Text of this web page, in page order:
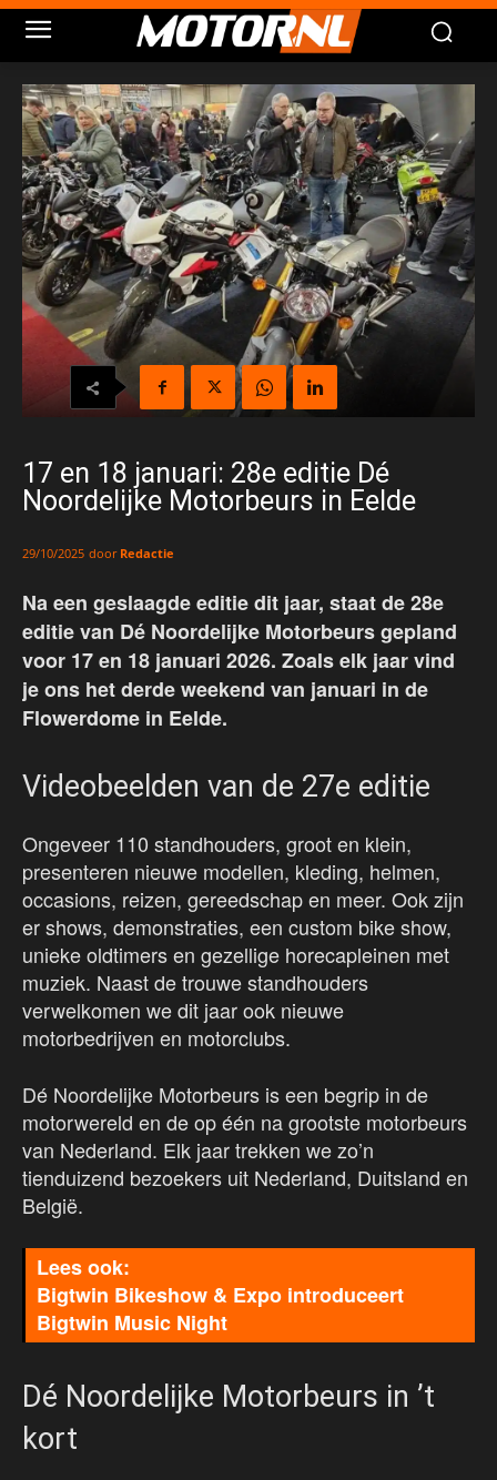
17 en 18 januari: 28e editie Dé
Noordelijke Motorbeurs in Eelde
29/10/2025 door Redactie
Na een geslaagde editie dit jaar, staat de 28e
editie van Dé Noordelijke Motorbeurs gepland
voor 17 en 18 januari 2026. Zoals elk jaar vind
je ons het derde weekend van januari in de
Flowerdome in Eelde.
Videobeelden van de 27e editie
Ongeveer 110 standhouders, groot en klein,
presenteren nieuwe modellen, kleding, helmen,
occasions, reizen, gereedschap en meer. Ook zijn
er shows, demonstraties, een custom bike show,
unieke oldtimers en gezellige horecapleinen met
muziek. Naast de trouwe standhouders
verwelkomen we dit jaar ook nieuwe
motorbedrijven en motorclubs.
Dé Noordelijke Motorbeurs is een begrip in de
motorwereld en de op één na grootste motorbeurs
van Nederland. Elk jaar trekken we zo’n
tienduizend bezoekers uit Nederland, Duitsland en
België.
Bigtwin Bikeshow & Expo introduceert
Bigtwin Music Night
Dé Noordelijke Motorbeurs in ’t
kort